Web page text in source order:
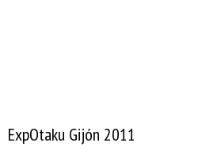
ExpOtaku Gijón 2011